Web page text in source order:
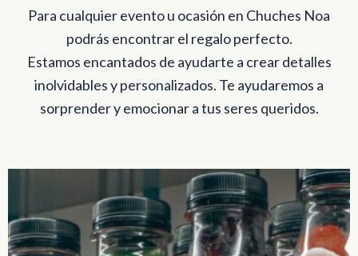
Para cualquier evento u ocasión en Chuches Noa
podrás encontrar el regalo perfecto.
Estamos encantados de ayudarte a crear detalles
inolvidables y personalizados. Te ayudaremos a
sorprender y emocionar a tus seres queridos.